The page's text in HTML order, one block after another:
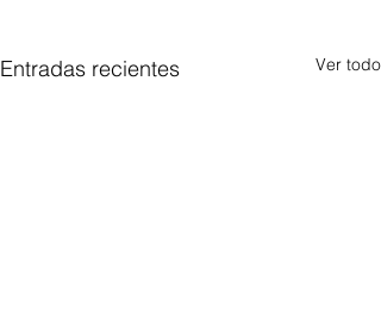
Entradas recientes Ver todo